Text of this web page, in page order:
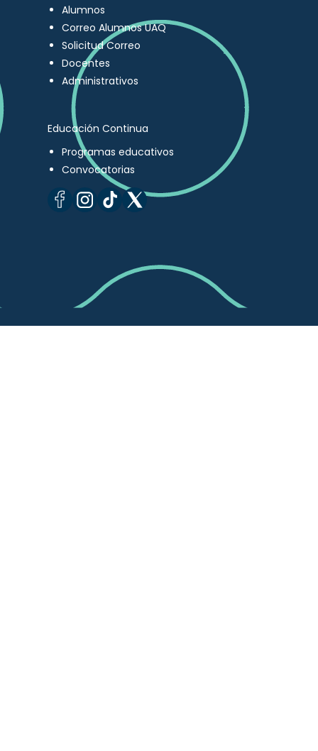
Alumnos
Correo Alumnos UAQ
Solicitud Correo
Docentes
Administrativos
Educación Continua
Programas educativos
Convocatorias